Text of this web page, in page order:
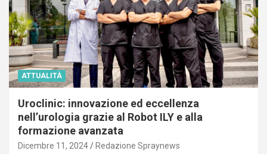
ATTUALITÀ
Uroclinic: innovazione ed eccellenza
nell’urologia grazie al Robot ILY e alla
formazione avanzata
Dicembre 11, 2024 Redazione Spraynews